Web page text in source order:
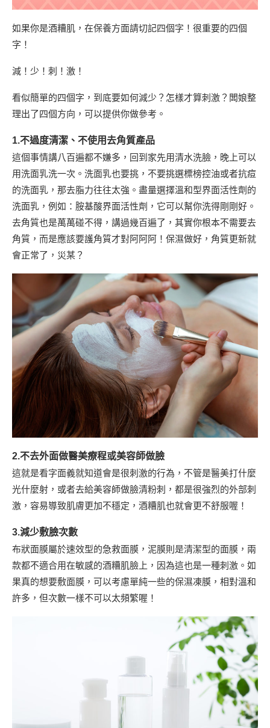
如果你是酒糟肌，在保養方面請切記四個字！很重要的四個
字！
減！少！刺！激！
看似簡單的四個字，到底要如何減少？怎樣才算刺激？闆娘整
理出了四個方向，可以提供你做參考。
1.不過度清潔、不使用去角質產品
這個事情講八百遍都不嫌多，回到家先用清水洗臉，晚上可以
用洗面乳洗一次。洗面乳也要挑，不要挑選標榜控油或者抗痘
的洗面乳，那去脂力往往太強。盡量選擇溫和型界面活性劑的
洗面乳，例如：胺基酸界面活性劑，它可以幫你洗得剛剛好。
去角質也是萬萬碰不得，講過幾百遍了，其實你根本不需要去
角質，而是應該要護角質才對阿阿阿！保濕做好，角質更新就
會正常了，災某？
2.不去外面做醫美療程或美容師做臉
這就是看字面義就知道會是很刺激的行為，不管是醫美打什麼
光什麼射，或者去給美容師做臉清粉刺，都是很強烈的外部刺
激，容易導致肌膚更加不穩定，酒糟肌也就會更不舒服喔！
3.減少敷臉次數
布狀面膜屬於速效型的急救面膜，泥膜則是清潔型的面膜，兩
款都不適合用在敏感的酒糟肌臉上，因為這也是一種刺激。如
果真的想要敷面膜，可以考慮單純一些的保濕凍膜，相對溫和
許多，但次數一樣不可以太頻繁喔！